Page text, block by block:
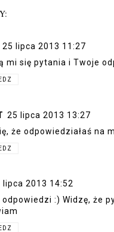
25 lipca 2013 11:27
mi się pytania i Twoje
25 lipca 2013 13:27
że odpowiedziałaś na
lipca 2013 14:52
:) Widzę, że